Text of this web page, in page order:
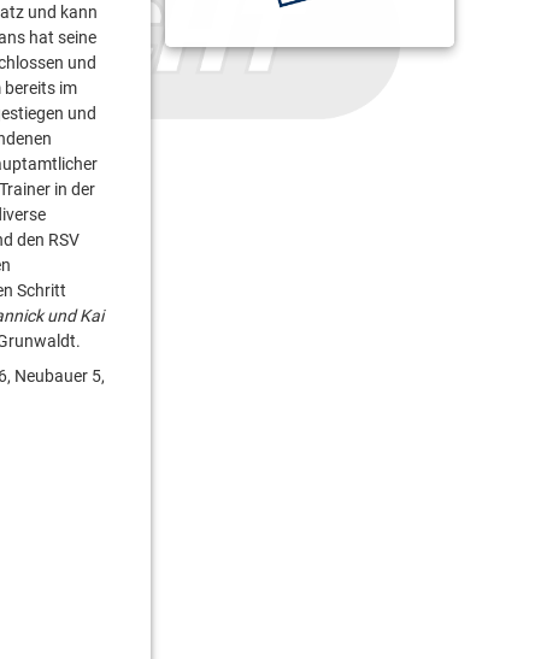
und kann
hat seine
und
bereits im
und
in der
den RSV
Schritt
und Kai
Neubauer 5,